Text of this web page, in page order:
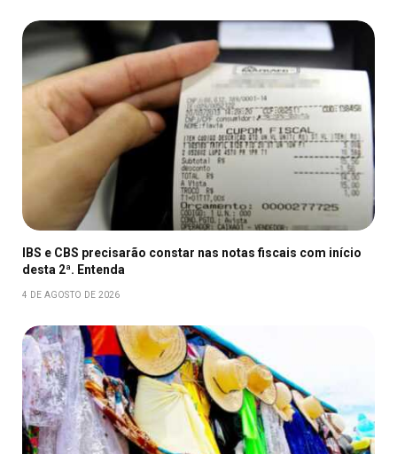
IBS e CBS precisarão constar nas notas fiscais com início
desta 2ª. Entenda
4 DE AGOSTO DE 2026